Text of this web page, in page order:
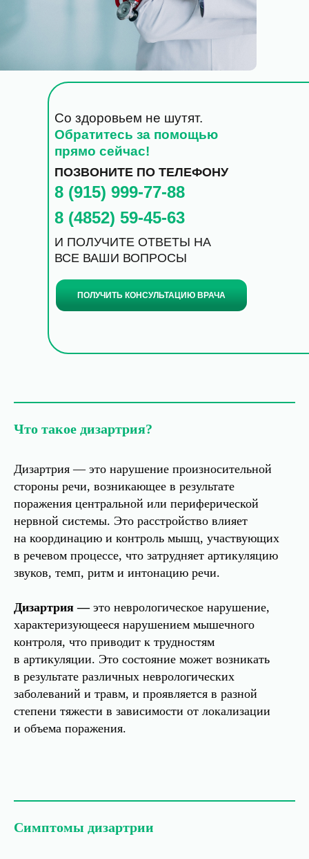
Со здоровьем не шутят.
Обратитесь за помощью
прямо сейчас!
ПОЗВОНИТЕ ПО ТЕЛЕФОНУ
И ПОЛУЧИТЕ ОТВЕТЫ НА
ВСЕ ВАШИ ВОПРОСЫ
8 (915) 999-77-88
8 (4852) 59-45-63
ПОЛУЧИТЬ КОНСУЛЬТАЦИЮ ВРАЧА
Что такое дизартрия?
Дизартрия — это нарушение произносительной
стороны речи, возникающее в результате
поражения центральной или периферической
нервной системы. Это расстройство влияет
на координацию и контроль мышц, участвующих
в речевом процессе, что затрудняет артикуляцию
звуков, темп, ритм и интонацию речи.
Дизартрия —это неврологическое нарушение,
характеризующееся нарушением мышечного
контроля, что приводит к трудностям
в артикуляции. Это состояние может возникать
в результате различных неврологических
заболеваний и травм, и проявляется в разной
степени тяжести в зависимости от локализации
и объема поражения.
Симптомы дизартрии